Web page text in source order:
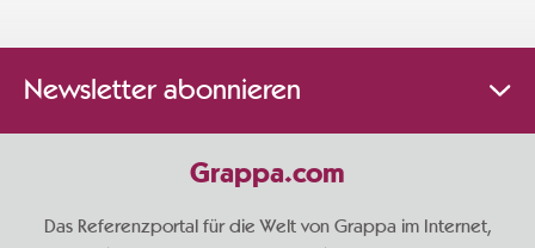
Newsletter abonnieren
Grappa.com
Das Referenzportal für die Welt von Grappa im Internet,